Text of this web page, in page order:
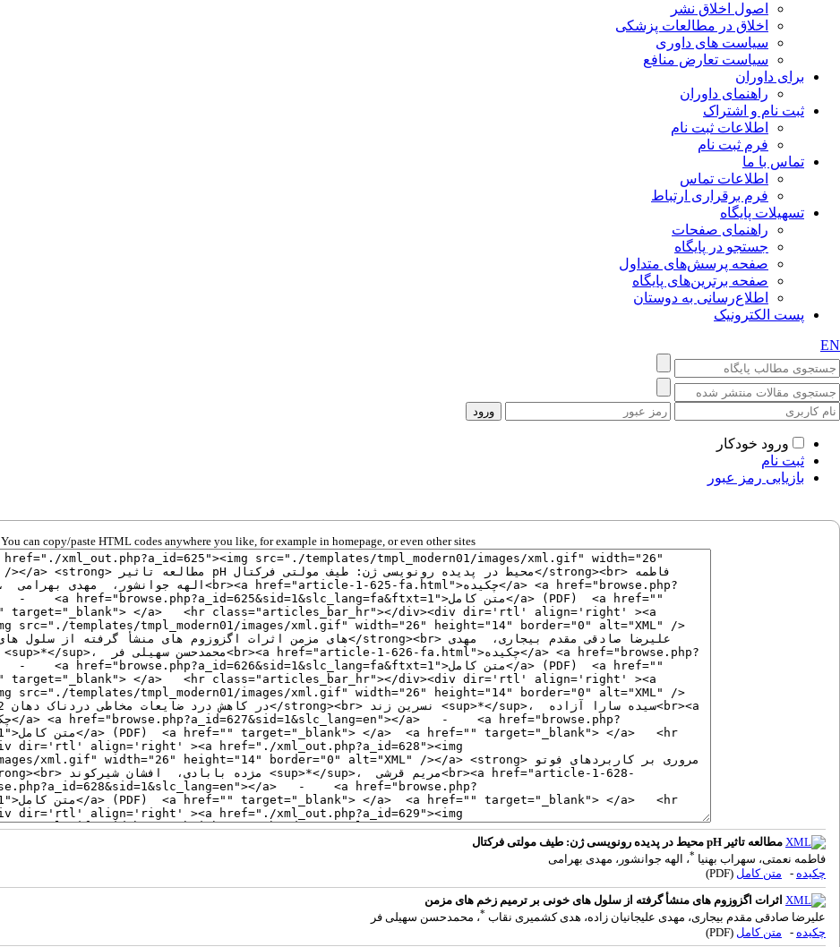
اصول اخلاق نشر
اخلاق در مطالعات پزشکی
سیاست های داوری
سیاست تعارض منافع
برای داوران
راهنمای داوران
ثبت نام و اشتراک
اطلاعات ثبت نام
فرم ثبت نام
تماس با ما
اطلاعات تماس
فرم برقراری ارتباط
تسهیلات پایگاه
راهنمای صفحات
جستجو در پایگاه
صفحه پرسش‌های متداول
صفحه برترین‌های پایگاه
اطلاع‌رسانی به دوستان
پست الکترونیک
EN
ورود خودکار
ثبت نام
بازیابی رمز عبور
You can copy/paste HTML codes anywhere you like, for example in homepage, or even other sites
مطالعه تاثیر pH محیط در پدیده رونویسی ژن: طیف مولتی فرکتال
فاطمه نعمتی، سهراب بهنیا *، الهه جوانشور، مهدی بهرامی
چکیده - متن کامل (PDF)
اثرات اگزوزوم های منشأ گرفته از سلول های خونی بر ترمیم زخم‎ های مزمن
علیرضا صادقی مقدم بیجاری، مهدی علیجانیان زاده، هدی کشمیری نقاب *، محمدحسن سهیلی فر
چکیده - متن کامل (PDF)